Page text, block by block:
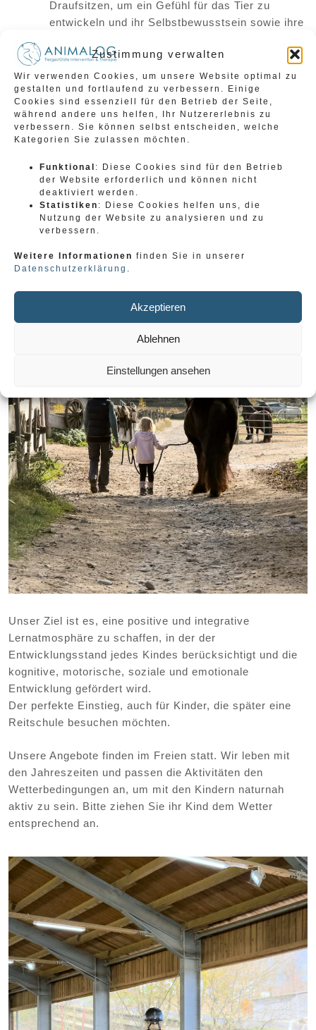
Zustimmung verwalten
Wir verwenden Cookies, um unsere Website optimal zu
gestalten und fortlaufend zu verbessern. Einige
Cookies sind essenziell für den Betrieb der Seite,
während andere uns helfen, Ihr Nutzererlebnis zu
verbessern. Sie können selbst entscheiden, welche
Kategorien Sie zulassen möchten.
Funktional : Diese Cookies sind für den Betrieb
der Website erforderlich und können nicht
deaktiviert werden.
Statistiken : Diese Cookies helfen uns, die
Nutzung der Website zu analysieren und zu
verbessern.
Weitere Informationen finden Sie in unserer
Datenschutzerklärung .
Akzeptieren
Ablehnen
Einstellungen ansehen
Draufsitzen, um ein Gefühl für das Tier zu
entwickeln und ihr Selbstbewusstsein sowie ihre
Gemeinsame Aufgaben: In Teamaktivitäten wird
die Zusammenarbeit gefördert, was die sozialen
Fähigkeiten stärkt.
Emotionale Entwicklung: Durch die Interaktion mit
den Pferden und den anderen Kindern werden
emotionale Kompetenzen wie Empathie und das
Unser Ziel ist es, eine positive und integrative
Lernatmosphäre zu schaffen, in der der
Entwicklungsstand jedes Kindes berücksichtigt und die
kognitive, motorische, soziale und emotionale
Entwicklung gefördert wird.
Der perfekte Einstieg, auch für Kinder, die später eine
Reitschule besuchen möchten.
Unsere Angebote finden im Freien statt. Wir leben mit
den Jahreszeiten und passen die Aktivitäten den
Wetterbedingungen an, um mit den Kindern naturnah
aktiv zu sein. Bitte ziehen Sie ihr Kind dem Wetter
entsprechend an.